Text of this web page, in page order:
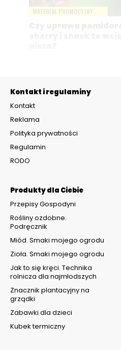
Kontakt i regulaminy
Kontakt
Reklama
Polityka prywatności
Regulamin
RODO
Produkty dla Ciebie
Przepisy Gospodyni
Rośliny ozdobne.
Podręcznik
Miód. Smaki mojego ogrodu
Zioła. Smaki mojego ogrodu
Jak to się kręci. Technika
rolnicza dla najmłodszych
Znacznik plantacyjny na
grządki
Zabawki dla dzieci
Kubek termiczny